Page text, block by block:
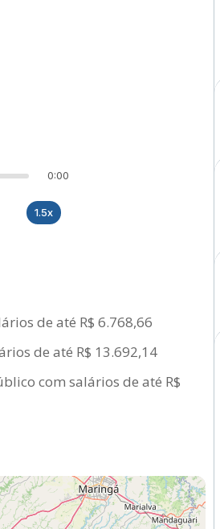
0:00
1.5x
de até R$ 6.768,66
de até R$ 13.692,14
com salários de até R$